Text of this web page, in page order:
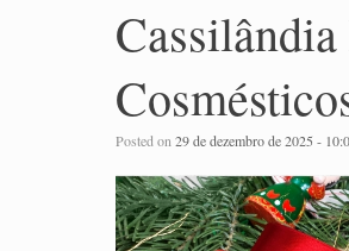
Posted on29 de dezembro de 2025 -